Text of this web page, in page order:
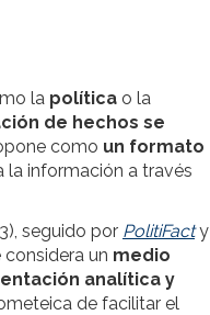
la política o la
de hechos se
como un formato
la información a través
seguido por PolitiFacty
considera un medio
analítica y
de facilitar el